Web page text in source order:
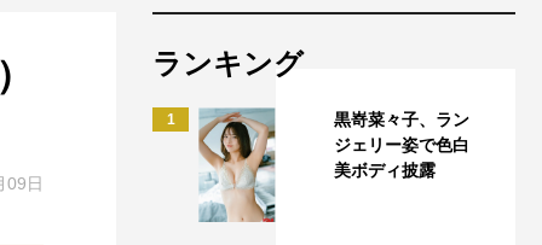
09日
ランキング
1
黒嵜菜々子、ラン
ジェリー姿で色白
美ボディ披露